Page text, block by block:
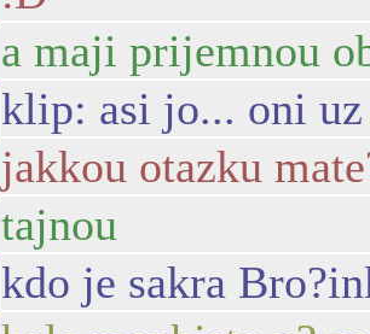
a maji prijemnou
klip: asi jo... oni uz
jakkou otazku
tajnou
kdo je sakra